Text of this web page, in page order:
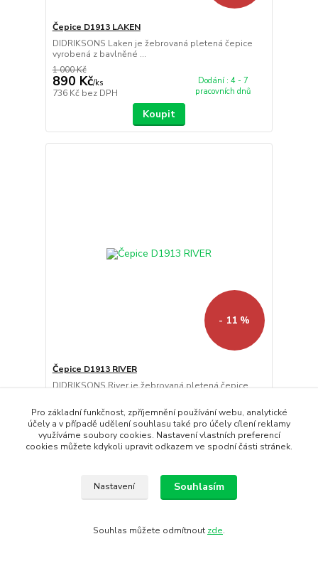
Čepice D1913 LAKEN
DIDRIKSONS Laken je žebrovaná pletená čepice
vyrobená z bavlněné ...
1 000 Kč
890 Kč/ks
736 Kč bez DPH
Dodání : 4 - 7
pracovních dnů
Koupit
- 11 %
Čepice D1913 RIVER
DIDRIKSONS River je žebrovaná pletená čepice
1 000 Kč
890 Kč/ks
736 Kč bez DPH
Dodání : 4 - 7
pracovních dnů
Pro základní funkčnost, zpříjemnění používání webu, analytické
účely a v případě udělení souhlasu také pro účely cílení reklamy
využíváme soubory cookies. Nastavení vlastních preferencí
cookies můžete kdykoli upravit odkazem ve spodní části stránek.
Nastavení Souhlasím
Souhlas můžete odmítnout zde.